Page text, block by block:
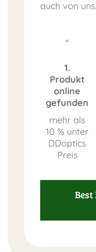
auch von uns.
1.
Produkt
online
gefunden
mehr als
10 % unter
DDoptics
Preis
Best